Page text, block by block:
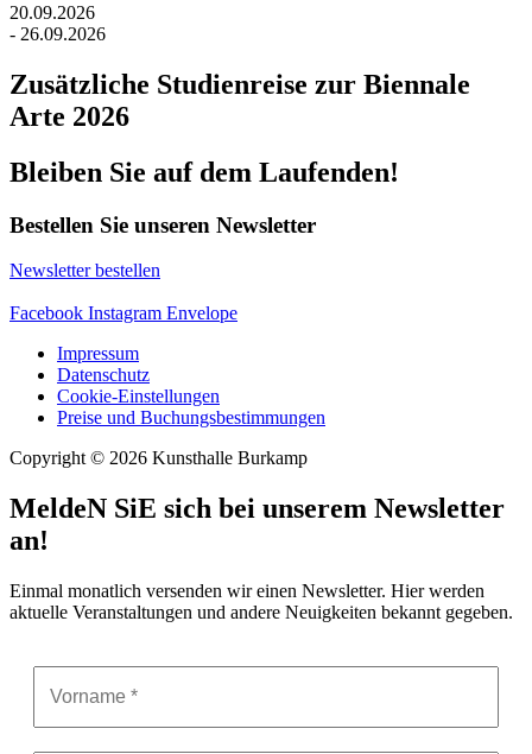
20.09.2026
- 26.09.2026
Zusätzliche Studienreise zur Biennale
Arte 2026
Bleiben Sie auf dem Laufenden!
Bestellen Sie unseren Newsletter
Newsletter bestellen
Facebook Instagram Envelope
Impressum
Datenschutz
Cookie-Einstellungen
Preise und Buchungsbestimmungen
Copyright © 2026 Kunsthalle Burkamp
MeldeN SiE sich bei unserem Newsletter
an!
Einmal monatlich versenden wir einen Newsletter. Hier werden
aktuelle Veranstaltungen und andere Neuigkeiten bekannt gegeben.